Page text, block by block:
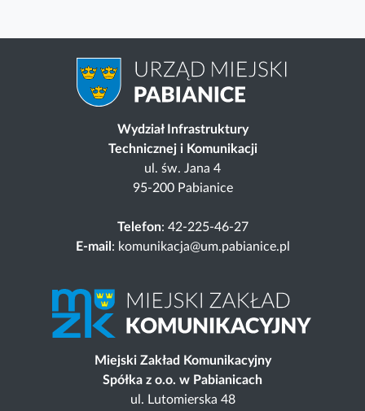
Wydział Infrastruktury
Technicznej i Komunikacji
ul. św. Jana 4
95-200 Pabianice
Telefon: 42-225-46-27
E-mail : komunikacja@um.pabianice.pl
Miejski Zakład Komunikacyjny
Spółka z o.o. w Pabianicach
ul. Lutomierska 48